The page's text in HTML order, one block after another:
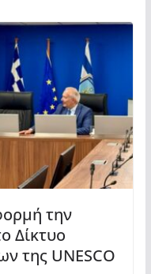
την
Δίκτυο
της UNESCO